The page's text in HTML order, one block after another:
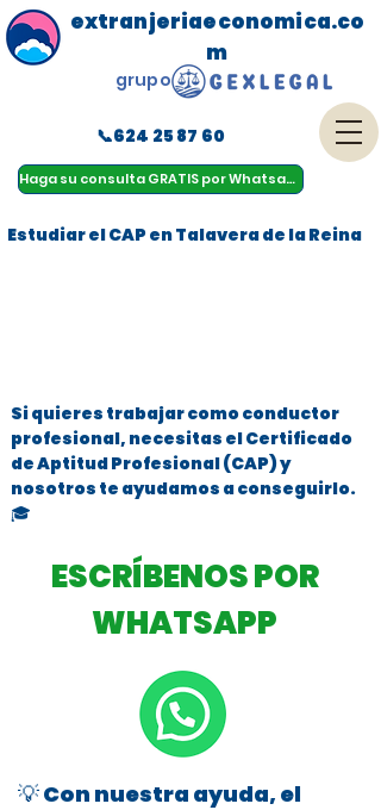
Haga su consulta GRATIS por Whatsapp
menu
extranjeriaeconomica.co
m
📞624 25 87 60
grupo
Estudiar el CAP en Talavera de la Reina
Si quieres trabajar como conductor
profesional, necesitas el Certificado
de Aptitud Profesional (CAP) y
nosotros te ayudamos a conseguirlo.
🎓
ESCRÍBENOS POR
WHATSAPP
💡 Con nuestra ayuda, el